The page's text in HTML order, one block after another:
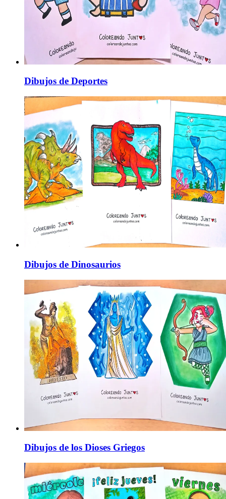
Dibujos de Deportes
Dibujos de Dinosaurios
Dibujos de los Dioses Griegos